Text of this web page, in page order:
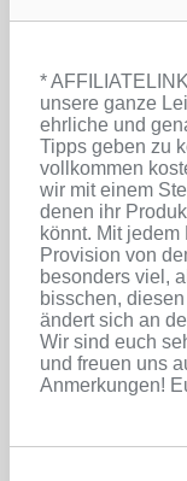
*
unsere ganze
ehrliche und
Tipps geben zu
vollkommen
wir mit einem
denen ihr
könnt. Mit
Provision von
besonders viel,
bisschen,
ändert sich an
Wir sind euch
und freuen uns
Anmerkungen!